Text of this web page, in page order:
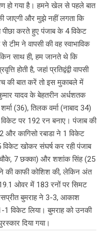
हो गया है। हमने खेल से पहले बात
जाएगी और मुझे नहीं लगता कि
करते हुए पंजाब के 4 विकेट
ने वापसी की वह स्वाभाविक
साथ ही, हम जानते थे कि
होती है, जहां प्रतिद्वंद्वी वापसी
की बात करें तो इस मुकाबले में
यादव के बेहतरीन अर्धशतक
(36), तिलक वर्मा (नाबाद 34)
विकेट पर 192 रन बनाए। पंजाब की
कागिसो रबाडा ने 1 विकेट
खोकर संघर्ष कर रही पंजाब
7 छक्का) और शशांक सिंह (25
की काफी कोशिश की, लेकिन अंत
ओवर में 183 रनों पर सिमट
बुमराह ने 3-3, आकाश
1 विकेट लिया। बुमराह को उनकी
दिया गया।